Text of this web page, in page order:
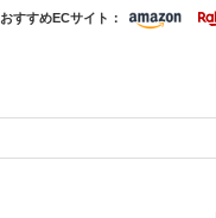
おすすめECサイト：